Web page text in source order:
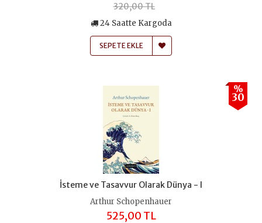
320,00 TL
24 Saatte Kargoda
SEPETE EKLE
%
30
İsteme ve Tasavvur Olarak Dünya - I
Arthur Schopenhauer
525,00 TL